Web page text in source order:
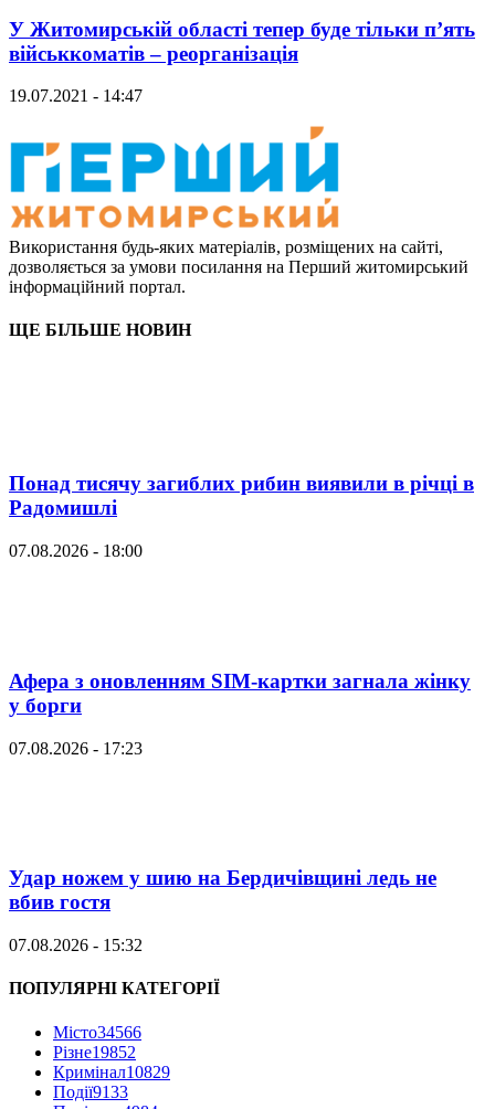
У Житомирській області тепер буде тільки п’ять
військкоматів – реорганізація
19.07.2021 - 14:47
Використання будь-яких матеріалів, розміщених на сайті,
дозволяється за умови посилання на Перший житомирський
інформаційний портал.
ЩЕ БІЛЬШЕ НОВИН
Понад тисячу загиблих рибин виявили в річці в
Радомишлі
07.08.2026 - 18:00
Афера з оновленням SIM-картки загнала жінку
у борги
07.08.2026 - 17:23
Удар ножем у шию на Бердичівщині ледь не
вбив гостя
07.08.2026 - 15:32
ПОПУЛЯРНІ КАТЕГОРІЇ
Місто34566
Різне19852
Кримінал10829
Події9133